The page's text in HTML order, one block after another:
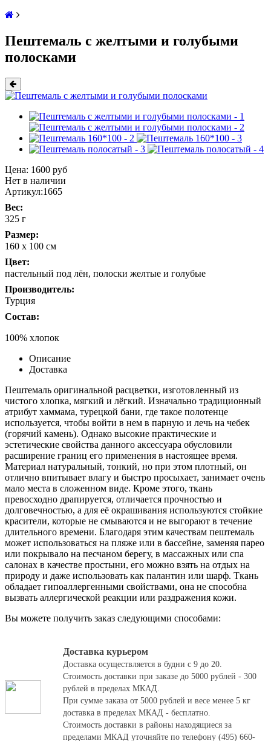
Пештемаль с желтыми и голубыми
полосками
Цена: 1600 руб
Нет в наличии
Артикул:1665
Вес:
325 г
Размер:
160 х 100 см
Цвет:
пастельный под лён, полоски желтые и голубые
Производитель:
Турция
Состав:
100% хлопок
Описание
Доставка
Пештемаль оригинальной расцветки, изготовленный из
чистого хлопка, мягкий и лёгкий. Изначально традиционный
атрибут хаммама, турецкой бани, где такое полотенце
используется, чтобы войти в нем в парную и лечь на чебек
(горячий камень). Однако высокие практические и
эстетические свойства данного аксессуара обусловили
расширение границ его применения в настоящее время.
Материал натуральный, тонкий, но при этом плотный, он
отлично впитывает влагу и быстро просыхает, занимает очень
мало места в сложенном виде. Кроме этого, ткань
превосходно драпируется, отличается прочностью и
долговечностью, а для её окрашивания используются стойкие
красители, которые не смываются и не выгорают в течение
длительного времени. Благодаря этим качествам пештемаль
может использоваться на пляже или в бассейне, заменяя парео
или покрывало на песчаном берегу, в массажных или спа
салонах в качестве простыни, его можно взять на отдых на
природу и даже использовать как палантин или шарф. Ткань
обладает гипоаллергенными свойствами, она не способна
вызвать аллергической реакции или раздражения кожи.
Вы можете получить заказ следующими способами:
Доставка курьером
Доставка осуществляется в будни с 9 до 20.
Стоимость доставки при заказе до 5000 рублей - 300
рублей в пределах МКАД.
При сумме заказа от 5000 рублей и весе менее 5 кг
доставка в пределах МКАД - бесплатно.
Стоимость доставки в районы находящиеся за
пределами МКАД уточняйте по телефону (495) 660-